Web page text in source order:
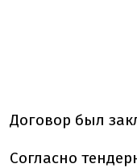
Договор был
Согласно